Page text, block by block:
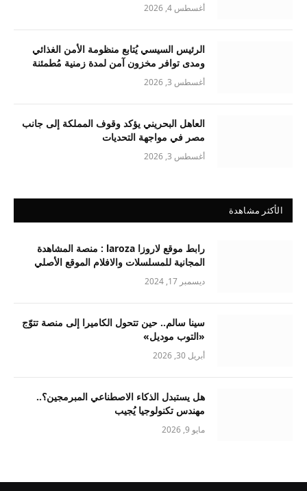
أغسطس 4, 2026
الرئيس السيسي يُتابع منظومة الأمن الغذائي
ومدى توافر مخزون آمن لمدة زمنية مُطمئنة
أغسطس 3, 2026
العاهل البحريني يؤكد وقوف المملكة إلى جانب
مصر في مواجهة التحديات
أغسطس 3, 2026
الأكثر مشاهدة
رابط موقع لاروزا laroza : منصة المشاهدة
المجانية للمسلسلات والافلام الموقع الأصلي
ديسمبر 17, 2024
سينا سالم.. حين تتحول الكاميرا إلى منصة تتوّج
«التوب موديل»
أبريل 30, 2026
هل يستبدل الذكاء الاصطناعي المبرمجين؟..
مهندس تكنولوجيا يُجيب
مايو 9, 2026